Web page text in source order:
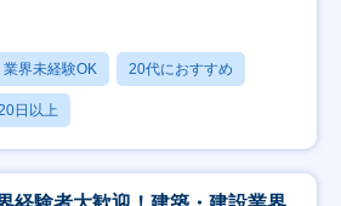
業界未経験OK 20代におすすめ
日以上